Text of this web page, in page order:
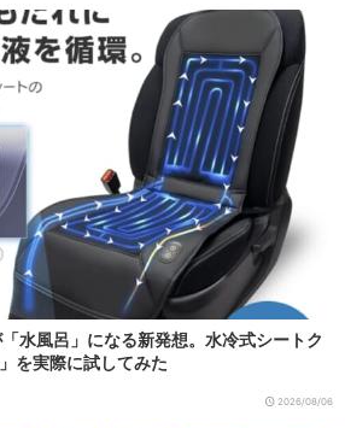
水風呂」になる新発想。水冷式シートク
を実際に試してみた
2026/08/06